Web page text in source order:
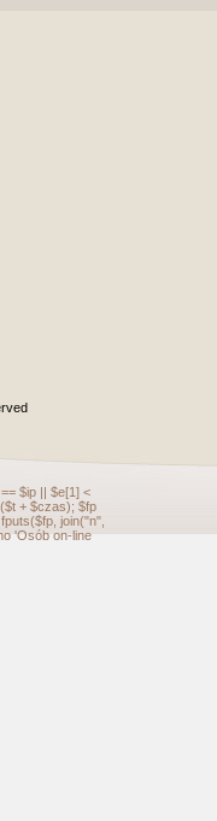
$ip || $e[1] <
+ $czas); $fp
join("n",
'Osób on-line